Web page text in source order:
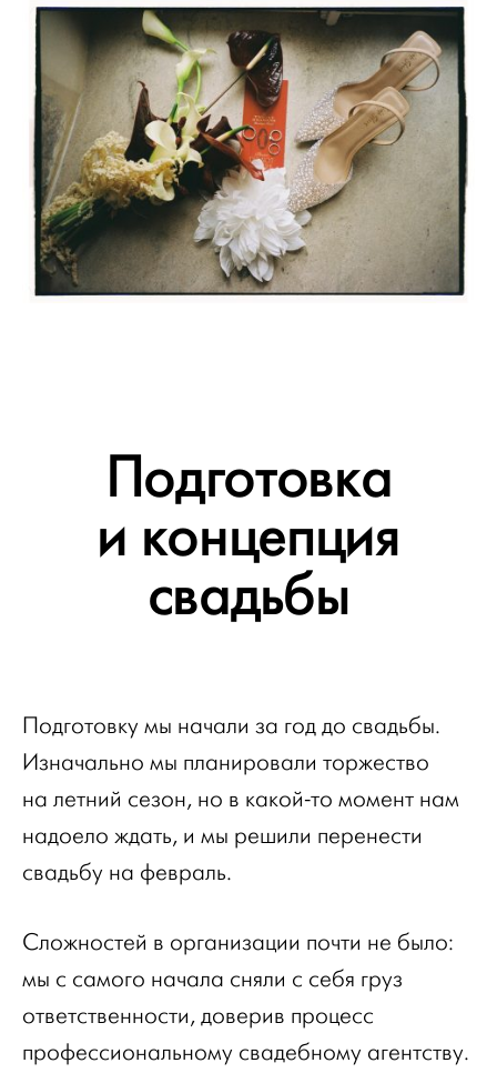
Подготовка
и концепция
свадьбы
Подготовку мы начали за год до свадьбы.
Изначально мы планировали торжество
на летний сезон, но в какой-то момент нам
надоело ждать, и мы решили перенести
свадьбу на февраль.
Сложностей в организации почти не было:
мы с самого начала сняли с себя груз
ответственности, доверив процесс
профессиональному свадебному агентству.